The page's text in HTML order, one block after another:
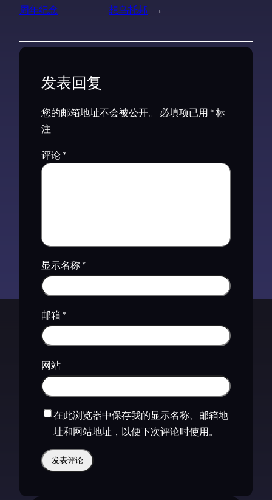
周年纪念
想乌托邦
→
发表回复
您的邮箱地址不会被公开。 必填项已用 *标
注
评论 *
显示名称 *
邮箱 *
网站
在此浏览器中保存我的显示名称、邮箱地
址和网站地址，以便下次评论时使用。